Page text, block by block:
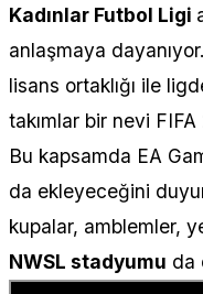
Kadınlar Futbol Ligi
anlaşmaya
lisans ortaklığı ile
takımlar bir nevi
Bu kapsamda EA
da ekleyeceğini
kupalar, amblemler,
NWSL stadyumu da